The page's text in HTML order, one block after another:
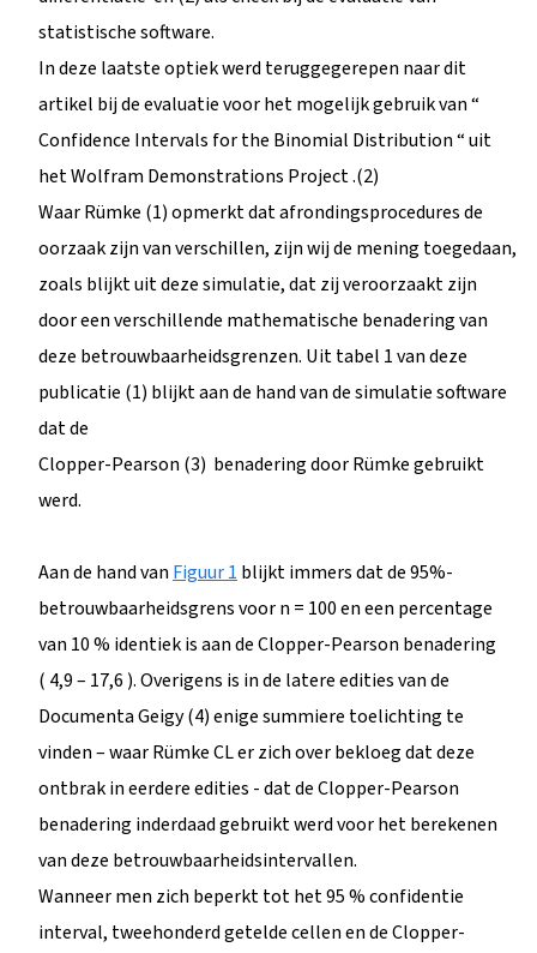
statistische software.
In deze laatste optiek werd teruggegerepen naar dit
artikel bij de evaluatie voor het mogelijk gebruik van “
Confidence Intervals for the Binomial Distribution “ uit
het Wolfram Demonstrations Project .(2)
Waar Rümke (1) opmerkt dat afrondingsprocedures de
oorzaak zijn van verschillen, zijn wij de mening toegedaan,
zoals blijkt uit deze simulatie, dat zij veroorzaakt zijn
door een verschillende mathematische benadering van
deze betrouwbaarheidsgrenzen. Uit tabel 1 van deze
publicatie (1) blijkt aan de hand van de simulatie software
dat de
Clopper-Pearson (3) benadering door Rümke gebruikt
werd.
Aan de hand vanFiguur 1 blijkt immers dat de 95%-
betrouwbaarheidsgrens voor n = 100 en een percentage
van 10 % identiek is aan de Clopper-Pearson benadering
( 4,9 – 17,6 ). Overigens is in de latere edities van de
Documenta Geigy (4) enige summiere toelichting te
vinden – waar Rümke CL er zich over bekloeg dat deze
ontbrak in eerdere edities - dat de Clopper-Pearson
benadering inderdaad gebruikt werd voor het berekenen
van deze betrouwbaarheidsintervallen.
Wanneer men zich beperkt tot het 95 % confidentie
interval, tweehonderd getelde cellen en de Clopper-